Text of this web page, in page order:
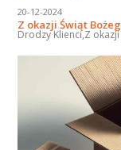
20-12-2024
Z okazji Świąt
Drodzy Klienci,Z